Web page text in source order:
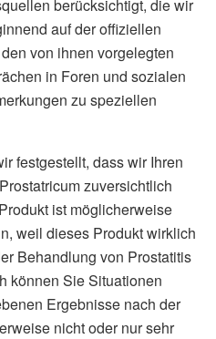
berücksichtigt, die wir
auf der offiziellen
von ihnen vorgelegten
in Foren und sozialen
zu speziellen
festgestellt, dass wir Ihren
zuversichtlich
ist möglicherweise
weil dieses Produkt wirklich
Behandlung von Prostatitis
können Sie Situationen
Ergebnisse nach der
nicht oder nur sehr